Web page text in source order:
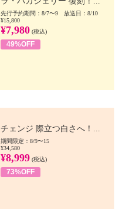
先行予約期間：8/7〜9 放送日：8/10
¥15,800
¥7,980 (税込)
49%OFF
チェンジ 際立つ白さへ！...
期間限定：8/9〜15
¥34,580
¥8,999 (税込)
73%OFF